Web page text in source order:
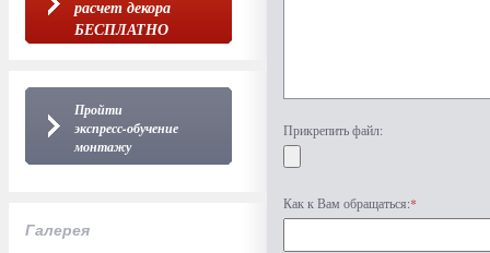
расчет декора
БЕСПЛАТНО
Пройти
экспресс-обучение
монтажу
Галерея
Прикрепить файл:
Как к Вам обращаться:*